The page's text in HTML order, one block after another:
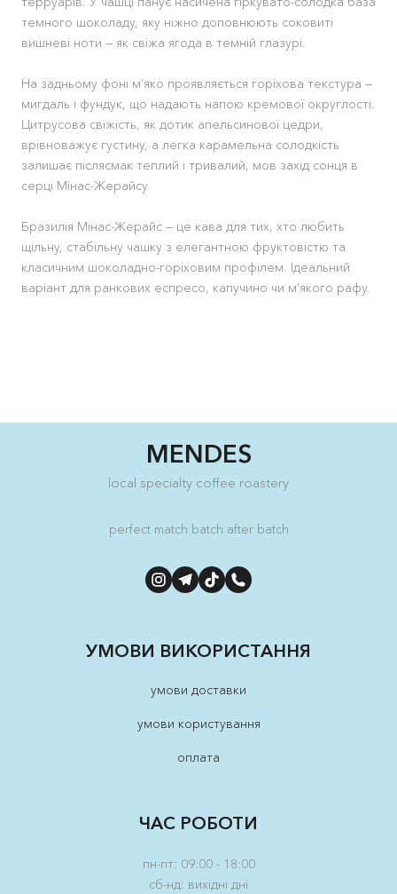
темного шоколаду, яку ніжно доповнюють соковиті
вишневі ноти — як свіжа ягода в темній глазурі.
На задньому фоні м’яко проявляється горіхова текстура —
мигдаль і фундук, що надають напою кремової округлості.
Цитрусова свіжість, як дотик апельсинової цедри,
врівноважує густину, а легка карамельна солодкість
залишає післясмак теплий і тривалий, мов захід сонця в
серці Мінас-Жерайсу.
Бразилія Мінас-Жерайс — це кава для тих, хто любить
щільну, стабільну чашку з елегантною фруктовістю та
класичним шоколадно-горіховим профілем. Ідеальний
варіант для ранкових еспресо, капучино чи м’якого рафу.
MENDES
local specialty coffee roastery
perfect match batch after batch
УМОВИ ВИКОРИСТАННЯ
умови доставки
умови користування
оплата
ЧАС РОБОТИ
пн-пт: 09:00 - 18:00
сб-нд: вихідні дні